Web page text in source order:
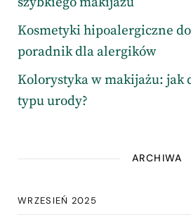
Kosmetyki hipoalergiczne
poradnik dla alergików
Kolorystyka w makijażu: jak
typu urody?
ARCHIWA
WRZESIEŃ 2025